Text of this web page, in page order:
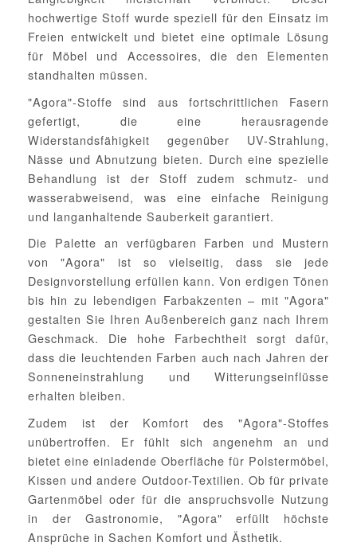
hochwertige Stoff wurde speziell für den Einsatz im
Freien entwickelt und bietet eine optimale Lösung
für Möbel und Accessoires, die den Elementen
standhalten müssen.
"Agora"-Stoffe sind aus fortschrittlichen Fasern
gefertigt, die eine herausragende
Widerstandsfähigkeit gegenüber UV-Strahlung,
Nässe und Abnutzung bieten. Durch eine spezielle
Behandlung ist der Stoff zudem schmutz- und
wasserabweisend, was eine einfache Reinigung
und langanhaltende Sauberkeit garantiert.
Die Palette an verfügbaren Farben und Mustern
von "Agora" ist so vielseitig, dass sie jede
Designvorstellung erfüllen kann. Von erdigen Tönen
bis hin zu lebendigen Farbakzenten – mit "Agora"
gestalten Sie Ihren Außenbereich ganz nach Ihrem
Geschmack. Die hohe Farbechtheit sorgt dafür,
dass die leuchtenden Farben auch nach Jahren der
Sonneneinstrahlung und Witterungseinflüsse
erhalten bleiben.
Zudem ist der Komfort des "Agora"-Stoffes
unübertroffen. Er fühlt sich angenehm an und
bietet eine einladende Oberfläche für Polstermöbel,
Kissen und andere Outdoor-Textilien. Ob für private
Gartenmöbel oder für die anspruchsvolle Nutzung
in der Gastronomie, "Agora" erfüllt höchste
Ansprüche in Sachen Komfort und Ästhetik.